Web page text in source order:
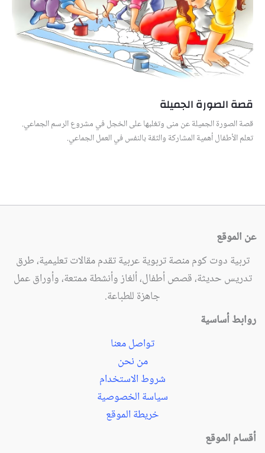
قصة الصورة الجميلة
قصة الصورة الجميلة عن منى وتغلبها على الخجل في مشروع الرسم الجماعي.
تعلم الأطفال أهمية المشاركة والثقة بالنفس في العمل الجماعي.
عن الموقع
تربية دوت كوم منصة تربوية عربية تقدم مقالات تعليمية، طرق
تدريس حديثة، قصص أطفال، ألغاز وأنشطة ممتعة، وأوراق عمل
جاهزة للطباعة.
روابط أساسية
تواصل معنا
من نحن
شروط الاستخدام
سياسة الخصوصية
خريطة الموقع
أقسام الموقع